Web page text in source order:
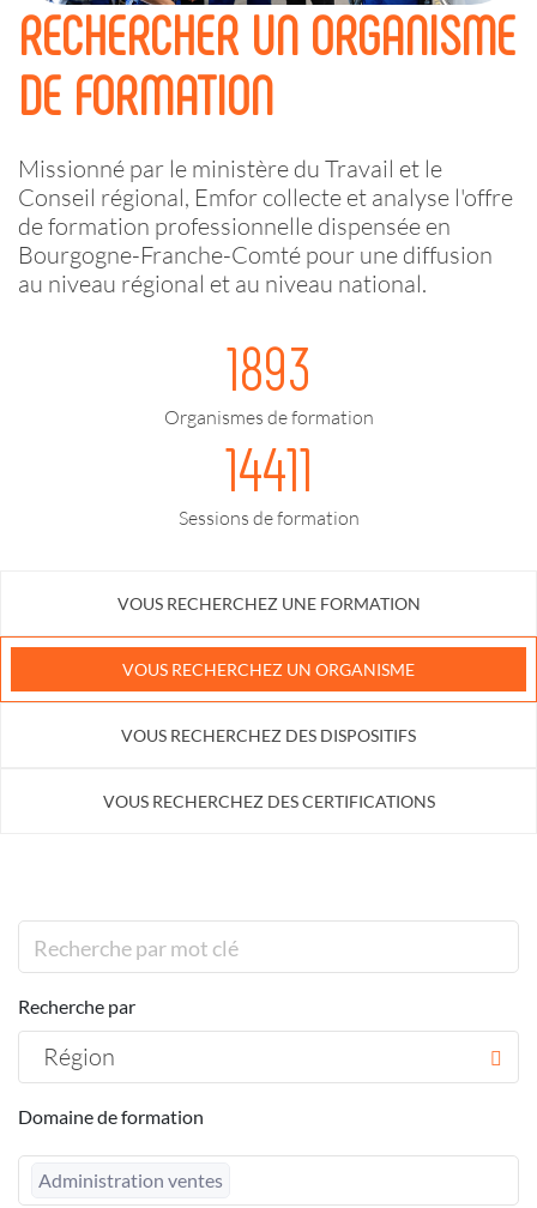
RECHERCHER UN ORGANISME
DE FORMATION
Missionné par le ministère du Travail et le
Conseil régional, Emfor collecte et analyse l'offre
de formation professionnelle dispensée en
Bourgogne-Franche-Comté pour une diffusion
au niveau régional et au niveau national.
1893
Organismes de formation
14411
Sessions de formation
VOUS RECHERCHEZ UNE FORMATION
VOUS RECHERCHEZ UN ORGANISME
VOUS RECHERCHEZ DES DISPOSITIFS
VOUS RECHERCHEZ DES CERTIFICATIONS
Recherche par
Région
Domaine de formation
Administration ventes